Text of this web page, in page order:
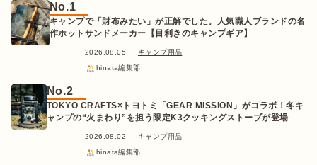
No.1
キャンプで「財布みたい」が正解でした。人気職人ブランドの名
作ホットサンドメーカー【目利きのキャンプギア】
2026.08.05
キャンプ用品
hinata編集部
No.2
TOKYO CRAFTS×トヨトミ「GEAR MISSION」がコラボ！冬キ
ャンプの“火まわり”を担う限定K3クッキングストーブが登場
2026.08.02
キャンプ用品
hinata編集部